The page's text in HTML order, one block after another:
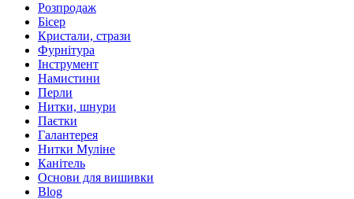
Розпродаж
Бісер
Кристали, стрази
Фурнітура
Інструмент
Намистини
Перли
Нитки, шнури
Паєтки
Галантерея
Нитки Муліне
Канітель
Основи для вишивки
Blog